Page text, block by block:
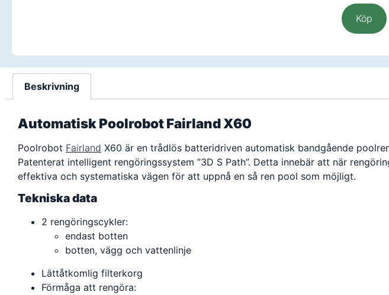
Köp
Beskrivning
Automatisk Poolrobot Fairland X60
Poolrobot Fairland X60 är en trådlös batteridriven automatisk bandgående
Patenterat intelligent rengöringssystem ”3D S Path”. Detta innebär att när
effektiva och systematiska vägen för att uppnå en så ren pool som möjligt.
Tekniska data
2 rengöringscykler:
endast botten
botten, vägg och vattenlinje
Lättåtkomlig filterkorg
Förmåga att rengöra: